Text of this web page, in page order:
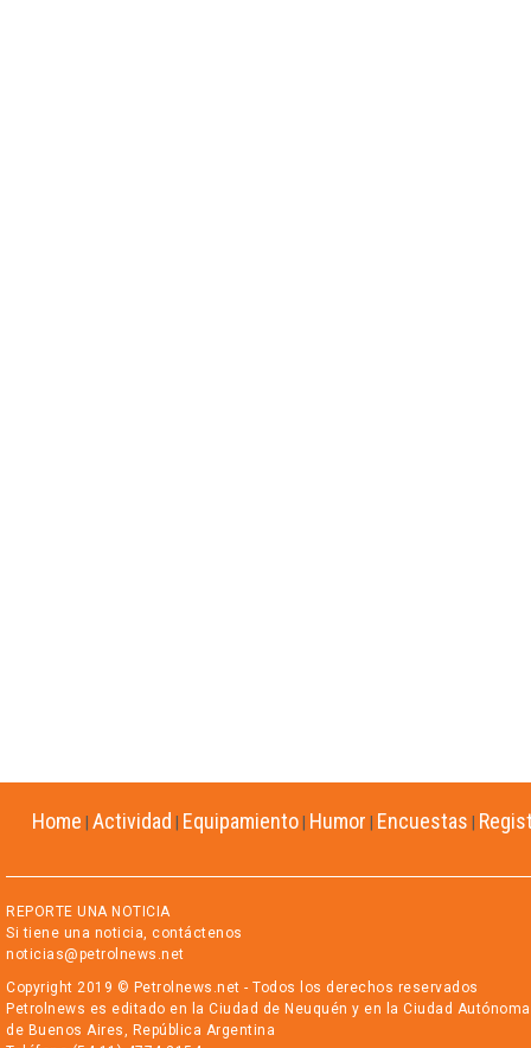
Home Actividad Equipamiento Humor Encuestas
REPORTE UNA NOTICIA
Si tiene una noticia, contáctenos
noticias@petrolnews.net
Copyright 2019 © Petrolnews.net - Todos los derechos reservados
Petrolnews es editado en la Ciudad de Neuquén y en la Ciudad Autónoma
de Buenos Aires, República Argentina